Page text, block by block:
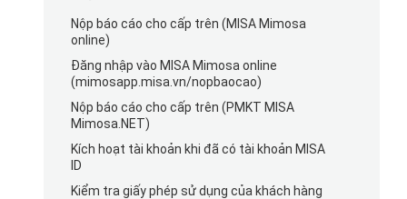
Nộp báo cáo cho cấp trên (MISA Mimosa
online)
Đăng nhập vào MISA Mimosa online
(mimosapp.misa.vn/nopbaocao)
Nộp báo cáo cho cấp trên (PMKT MISA
Mimosa.NET)
Kích hoạt tài khoản khi đã có tài khoản MISA
ID
Kiểm tra giấy phép sử dụng của khách hàng